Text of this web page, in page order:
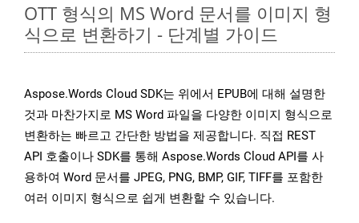
OTT 형식의 MS Word 문서를 이미지 형
식으로 변환하기 - 단계별 가이드
Aspose.Words Cloud SDK는 위에서 EPUB에 대해 설명한
것과 마찬가지로 MS Word 파일을 다양한 이미지 형식으로
변환하는 빠르고 간단한 방법을 제공합니다. 직접 REST
API 호출이나 SDK를 통해 Aspose.Words Cloud API를 사
용하여 Word 문서를 JPEG, PNG, BMP, GIF, TIFF를 포함한
여러 이미지 형식으로 쉽게 변환할 수 있습니다.